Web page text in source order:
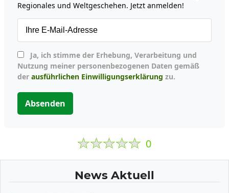
Regionales und Weltgeschehen. Jetzt anmelden!
Nutzung meiner personenbezogenen Daten gemäß
der ausführlichen Einwilligungserklärung zu.
Absenden
0
News Aktuell